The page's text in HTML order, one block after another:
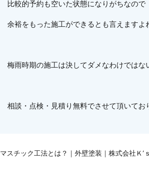
比較的予約も空いた状態になりがちなので
余裕をもった施工ができるとも言えますよ
梅雨時期の施工は決してダメなわけではな
相談・点検・見積り無料でさせて頂いて
マスチック工法とは？｜外壁塗装｜株式会社Ｋ’ｓ